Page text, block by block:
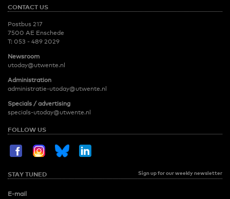
CONTACT US
Postbus 217
7500 AE Enschede
T: 053 - 489 2029
Newsroom
utoday@utwente.nl
Administration
administratie-utoday@utwente.nl
Specials / advertising
specials-utoday@utwente.nl
FOLLOW US
STAY TUNED Sign up for our weekly newsletter
E-mail